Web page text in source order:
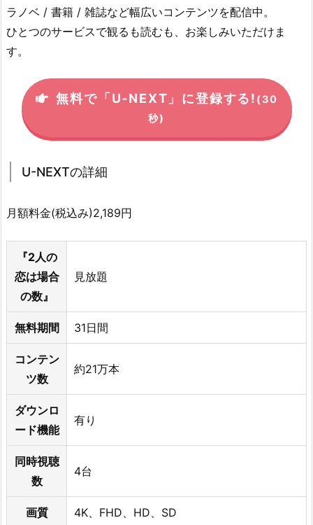
の
3.
-
E
録
方
解
約
法
に
つ
い
て
く
わ
し
く
は
ラノベ / 書籍 / 雑誌など幅広いコンテンツを配信中。
ひとつのサービスで観るも読むも、お楽しみいただけま
す。
無料で「U-NEXT」に登録する! (30
秒)
U-NEXTの詳細
月額料金(税込み)2,189円
『2人の
恋は場合
の数』
見放題
無料期間 31日間
コンテン
ツ数
約21万本
ダウンロ
ード機能
有り
同時視聴
数
4台
画質 4K、FHD、HD、SD